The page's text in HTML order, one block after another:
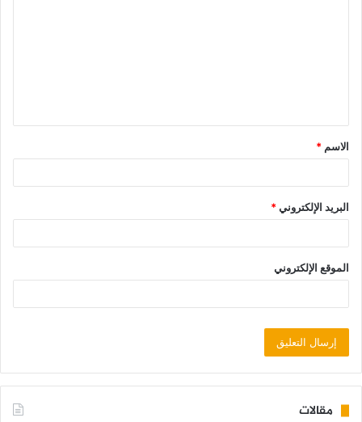
الاسم *
البريد الإلكتروني*
الموقع الإلكتروني
مقالات